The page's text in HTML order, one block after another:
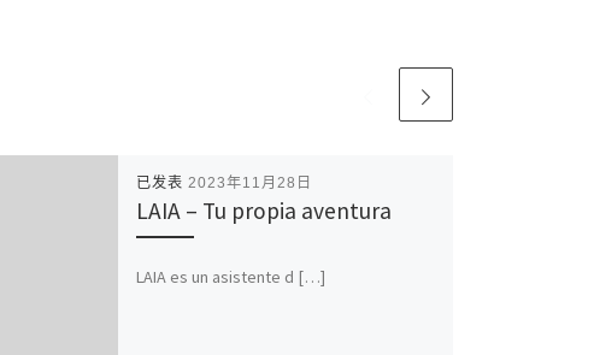
已发表 2023年11月28日
LAIA – Tu propia aventura
LAIA es un asistente d […]